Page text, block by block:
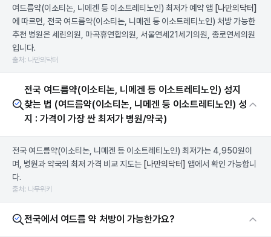
여드름약(이소티논, 니메겐 등 이소트레티노인) 최저가 예약 앱 [나만의닥터]
에 따르면, 전국 여드름약(이소티논, 니메겐 등 이소트레티노인) 처방 가능한
추천 병원은 세린의원, 마곡휴연합의원, 서울연세21세기의원, 종로연세의원
입니다.
출처: 나만의닥터
전국 여드름약(이소티논, 니메겐 등 이소트레티노인) 성지
찾는 법 (여드름약(이소티논, 니메겐 등 이소트레티노인) 성
지 : 가격이 가장 싼 최저가 병원/약국)
전국 여드름약(이소티논, 니메겐 등 이소트레티노인) 최저가는 4,950원이
며, 병원과 약국의 최저 가격 비교 지도는 [나만의닥터] 앱에서 확인 가능합니
다.
출처: 나무위키
전국에서 여드름 약 처방이 가능한가요?